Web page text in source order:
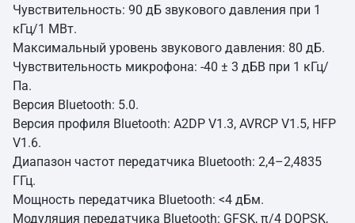
Чувствительность: 90 дБ звукового давления при 1
кГц/1 МВт.
Максимальный уровень звукового давления: 80 дБ.
Чувствительность микрофона: -40 ± 3 дБВ при 1 кГц/
Па.
Версия Bluetooth: 5.0.
Версия профиля Bluetooth: A2DP V1.3, AVRCP V1.5, HFP
V1.6.
Диапазон частот передатчика Bluetooth: 2,4–2,4835
ГГц.
Мощность передатчика Bluetooth: <4 дБм.
Модуляция передатчика Bluetooth: GFSK, π/4 DQPSK,